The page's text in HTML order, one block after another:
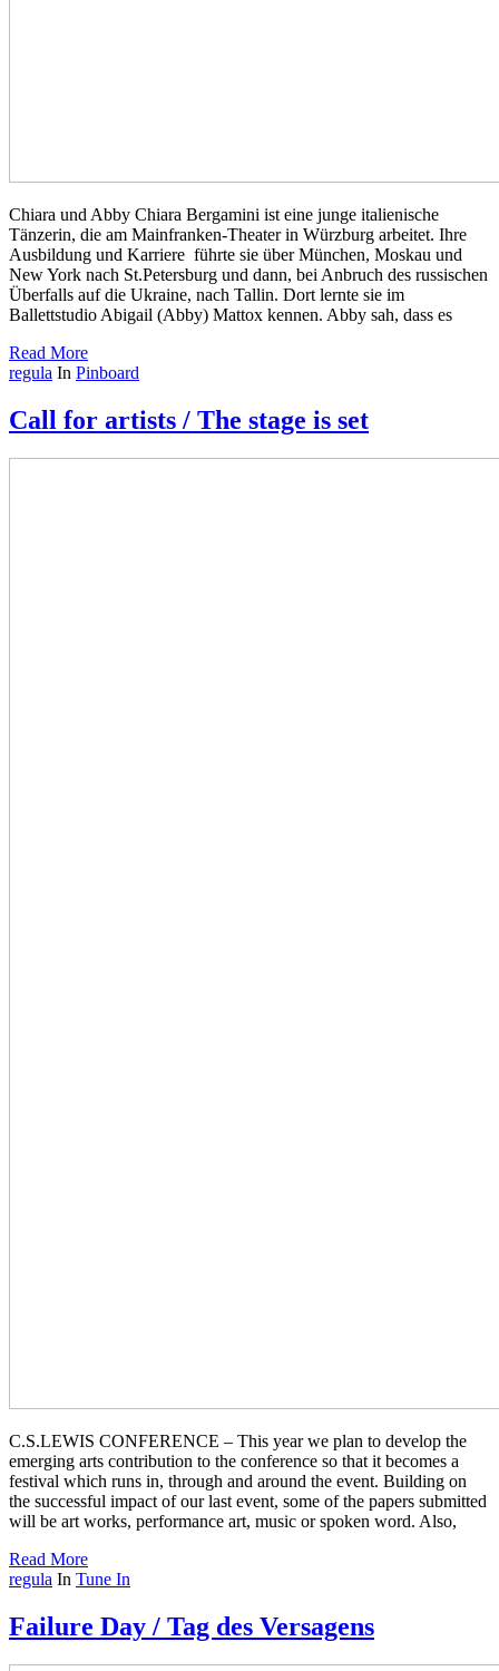
Chiara und Abby Chiara Bergamini ist eine junge italienische
Tänzerin, die am Mainfranken-Theater in Würzburg arbeitet. Ihre
Ausbildung und Karriere führte sie über München, Moskau und
New York nach St.Petersburg und dann, bei Anbruch des russischen
Überfalls auf die Ukraine, nach Tallin. Dort lernte sie im
Ballettstudio Abigail (Abby) Mattox kennen. Abby sah, dass es
Read More
regula In Pinboard
Call for artists / The stage is set
C.S.LEWIS CONFERENCE – This year we plan to develop the
emerging arts contribution to the conference so that it becomes a
festival which runs in, through and around the event. Building on
the successful impact of our last event, some of the papers submitted
will be art works, performance art, music or spoken word. Also,
Read More
regula In Tune In
Failure Day / Tag des Versagens